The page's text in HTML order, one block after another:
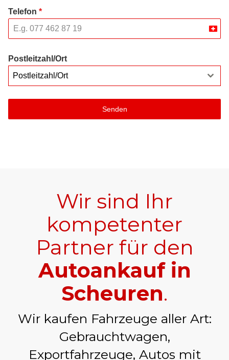
Telefon *
Postleitzahl/Ort
Postleitzahl/Ort
Senden
Wir sind Ihr
kompetenter
Partner für den
Autoankauf in
Scheuren.
Wir kaufen Fahrzeuge aller Art:
Gebrauchtwagen,
Exportfahrzeuge, Autos mit